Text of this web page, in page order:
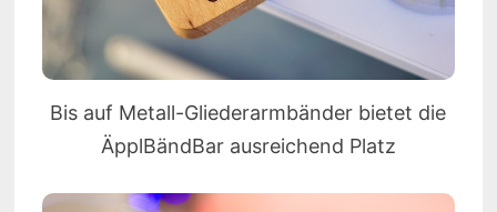
Bis auf Metall-Gliederarmbänder bietet die
ÄpplBändBar ausreichend Platz